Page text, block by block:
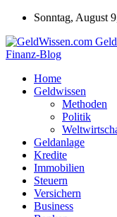
Sonntag, August
Finanz-Blog
Home
Geldwissen
Methoden
Politik
Geldanlage
Kredite
Immobilien
Steuern
Versichern
Business